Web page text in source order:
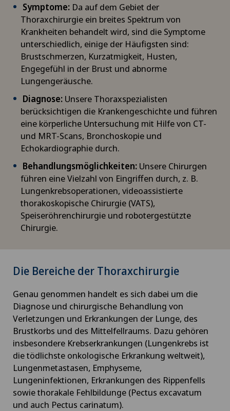
Symptome: Da auf dem Gebiet der
Thoraxchirurgie ein breites Spektrum von
Krankheiten behandelt wird, sind die Symptome
unterschiedlich, einige der Häufigsten sind:
Brustschmerzen, Kurzatmigkeit, Husten,
Engegefühl in der Brust und abnorme
Lungengeräusche.
Diagnose: Unsere Thoraxspezialisten
berücksichtigen die Krankengeschichte und führen
eine körperliche Untersuchung mit Hilfe von CT-
und MRT-Scans, Bronchoskopie und
Echokardiographie durch.
Behandlungsmöglichkeiten: Unsere Chirurgen
führen eine Vielzahl von Eingriffen durch, z. B.
Lungenkrebsoperationen, videoassistierte
thorakoskopische Chirurgie (VATS),
Speiseröhrenchirurgie und robotergestützte
Chirurgie.
Die Bereiche der Thoraxchirurgie
Genau genommen handelt es sich dabei um die
Diagnose und chirurgische Behandlung von
Verletzungen und Erkrankungen der Lunge, des
Brustkorbs und des Mittelfellraums. Dazu gehören
insbesondere Krebserkrankungen (Lungenkrebs ist
die tödlichste onkologische Erkrankung weltweit),
Lungenmetastasen, Emphyseme,
Lungeninfektionen, Erkrankungen des Rippenfells
sowie thorakale Fehlbildunge (Pectus excavatum
und auch Pectus carinatum).